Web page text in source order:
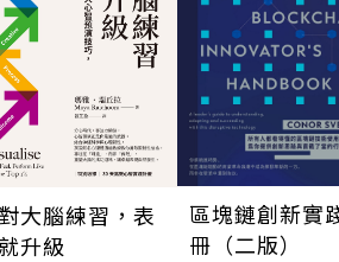
大腦練習，表
升級
區塊鏈創新實
冊（二版）